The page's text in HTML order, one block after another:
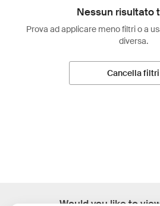
Nessun risultato
Prova ad applicare meno filtri o a
diversa.
Cancella filtri